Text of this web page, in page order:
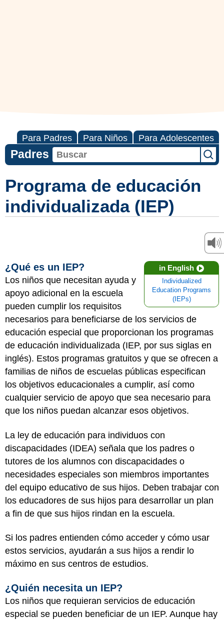
Para Padres Para Niños Para Adolescentes
Padres
Programa de educación
individualizada (IEP)
in English
Individualized
Education Programs
(IEPs)
¿Qué es un IEP?
Los niños que necesitan ayuda y
apoyo adicional en la escuela
pueden cumplir los requisitos
necesarios para beneficiarse de los servicios de
educación especial que proporcionan los programas
de educación individualizada (IEP, por sus siglas en
inglés). Estos programas gratuitos y que se ofrecen a
familias de niños de escuelas públicas especifican
los objetivos educacionales a cumplir, así como
cualquier servicio de apoyo que sea necesario para
que los niños puedan alcanzar esos objetivos.
La ley de educación para individuos con
discapacidades (IDEA) señala que los padres o
tutores de los alumnos con discapacidades o
necesidades especiales son miembros importantes
del equipo educativo de sus hijos. Deben trabajar con
los educadores de sus hijos para desarrollar un plan
a fin de que sus hijos rindan en la escuela.
Si los padres entienden cómo acceder y cómo usar
estos servicios, ayudarán a sus hijos a rendir lo
máximo en sus centros de estudios.
¿Quién necesita un IEP?
Los niños que requieran servicios de educación
especial se pueden beneficiar de un IEP. Aunque hay